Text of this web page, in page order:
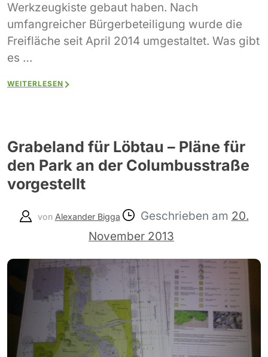
Werkzeugkiste gebaut haben. Nach
umfangreicher Bürgerbeteiligung wurde die
Freifläche seit April 2014 umgestaltet. Was gibt
es …
WEITERLESEN
Grabeland für Löbtau – Pläne für
den Park an der Columbusstraße
vorgestellt
von Alexander Bigga Geschrieben am 20.
November 2013